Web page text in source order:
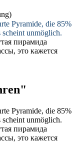
Pyramide, die 85%
scheint unmöglich.
пирамида
это кажется
Pyramide, die 85%
scheint unmöglich.
пирамида
это кажется